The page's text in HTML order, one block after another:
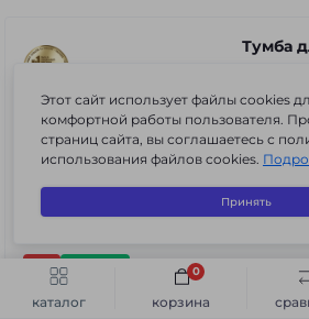
каталог корзина
0
Быстрый заказ
-40% в наличии
3
Тумба
стекло
Код
5 921
3 552
Этот сайт использует файлы cookies
комфортной работы пользователя.
страниц сайта, вы соглашаетесь с
использования файлов cookies.
Принять